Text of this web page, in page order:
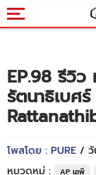
EP.98 รีวิว
รัตนาธิเบศ
โพสโดย : PURE / วั
หมวดหมู่ :
AP เอพี